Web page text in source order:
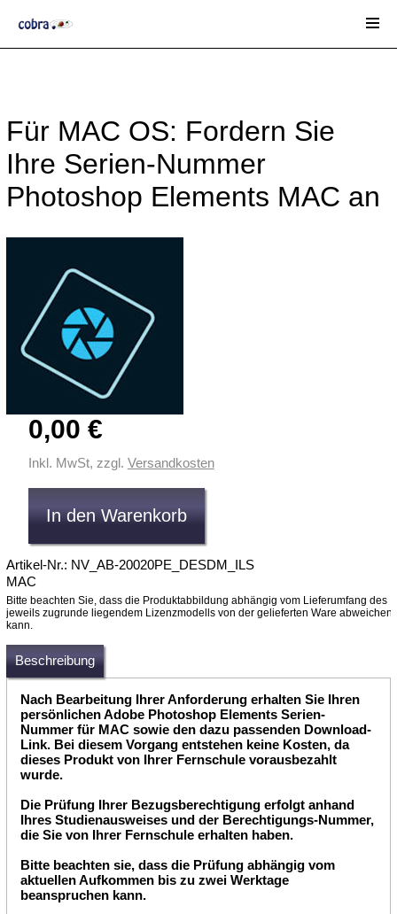
Für MAC OS: Fordern Sie
Ihre Serien-Nummer
Photoshop Elements MAC an
0,00 €
Inkl. MwSt, zzgl. Versandkosten
Artikel-Nr.: NV_AB-20020PE_DESDM_ILS
MAC
Bitte beachten Sie, dass die Produktabbildung abhängig vom Lieferumfang des
jeweils zugrunde liegendem Lizenzmodells von der gelieferten Ware abweichen
kann.
Beschreibung
Nach Bearbeitung Ihrer Anforderung erhalten Sie Ihren
persönlichen Adobe Photoshop Elements Serien-
Nummer für MAC sowie den dazu passenden Download-
Link. Bei diesem Vorgang entstehen keine Kosten, da
dieses Produkt von Ihrer Fernschule vorausbezahlt
wurde.
Die Prüfung Ihrer Bezugsberechtigung erfolgt anhand
Ihres Studienausweises und der Berechtigungs-Nummer,
die Sie von Ihrer Fernschule erhalten haben.
Bitte beachten sie, dass die Prüfung abhängig vom
aktuellen Aufkommen bis zu zwei Werktage
beanspruchen kann.